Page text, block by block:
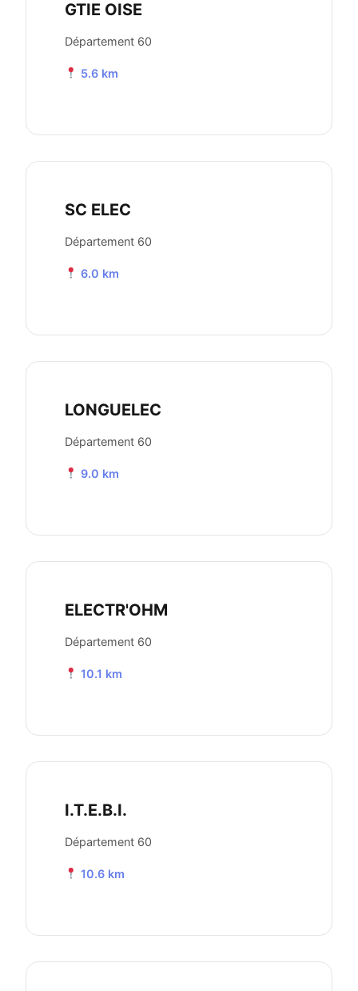
GTIE OISE
Département 60
5.6 km
SC ELEC
Département 60
6.0 km
LONGUELEC
Département 60
9.0 km
ELECTR'OHM
Département 60
10.1 km
I.T.E.B.I.
Département 60
10.6 km